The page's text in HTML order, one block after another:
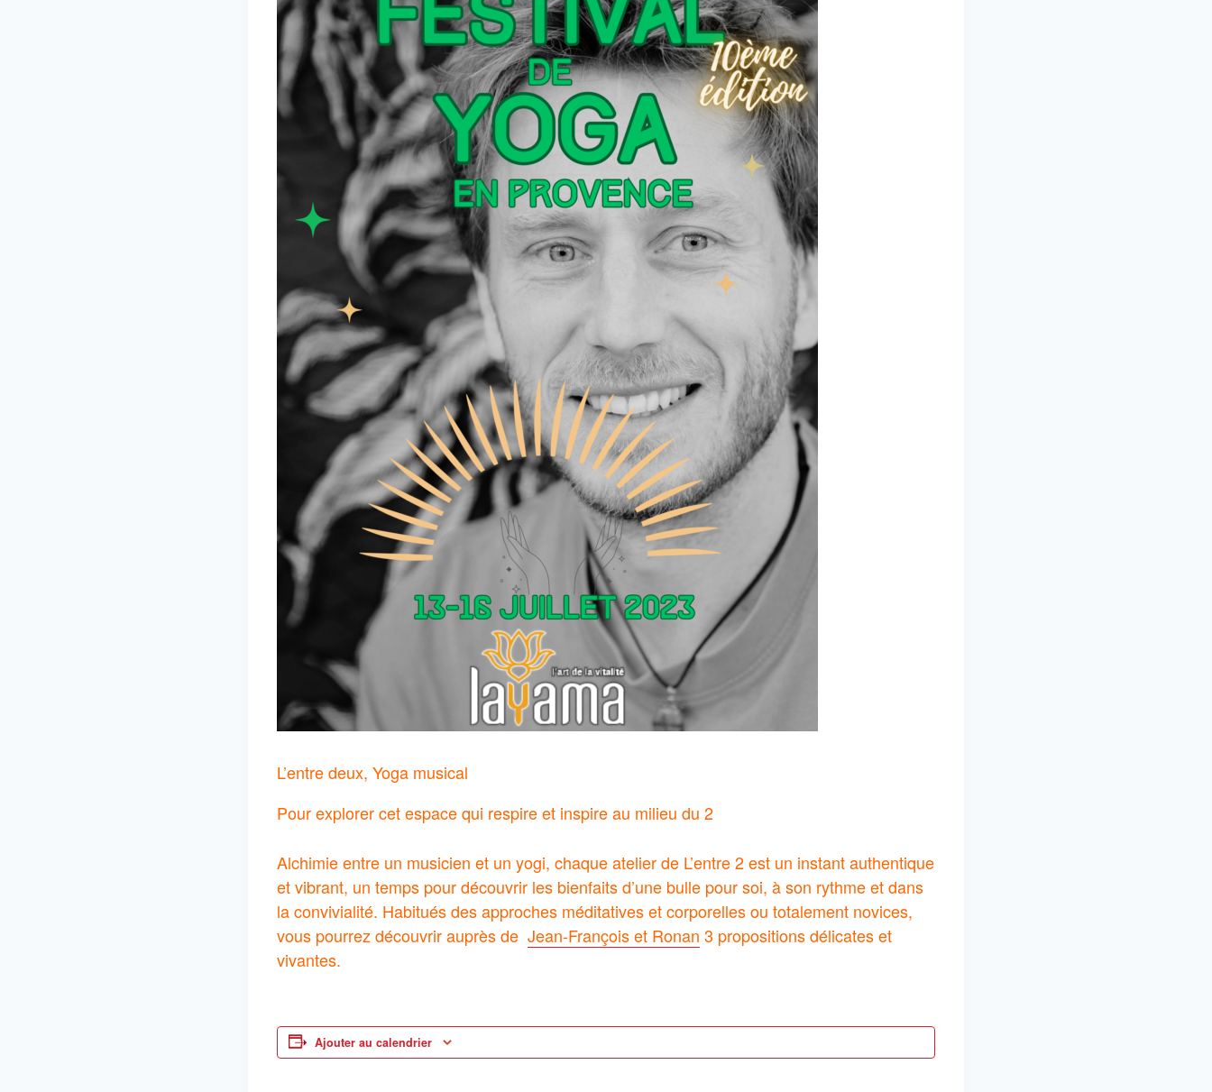
L’entre deux, Yoga musical
Pour explorer cet espace qui respire et inspire au milieu du 2
Alchimie entre un musicien et un yogi, chaque atelier de L’entre 2 est un instant authentique
et vibrant, un temps pour découvrir les bienfaits d’une bulle pour soi, à son rythme et dans
la convivialité. Habitués des approches méditatives et corporelles ou totalement novices,
vous pourrez découvrir auprès de Jean-François et Ronan 3 propositions délicates et
vivantes.
Ajouter au calendrier